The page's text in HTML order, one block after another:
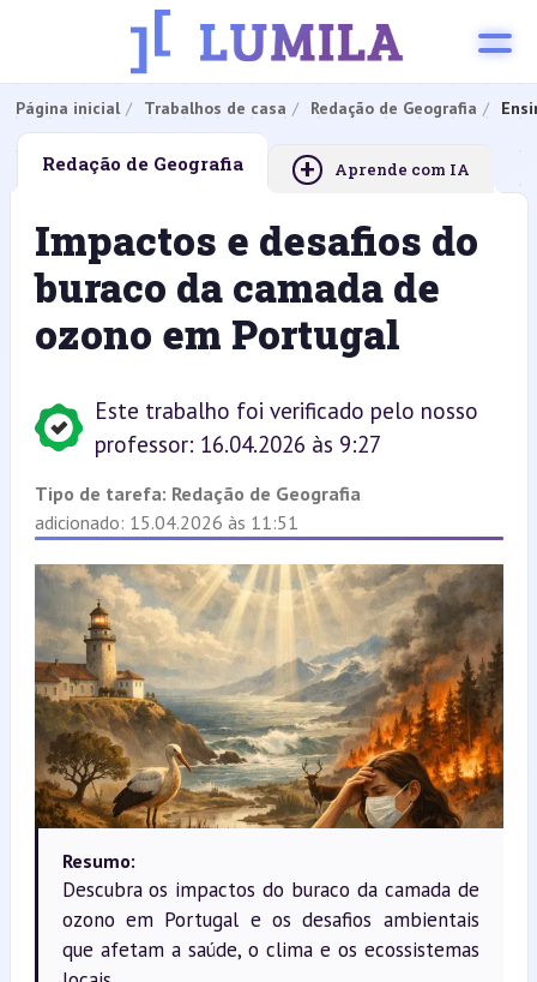
Página inicial Trabalhos de casa Redação de Geografia
Redação de Geografia + Aprende com IA
Impactos e desafios do
buraco da camada de
ozono em Portugal
Este trabalho foi verificado pelo nosso
professor: 16.04.2026 às 9:27
Tipo de tarefa: Redação de Geografia
adicionado: 15.04.2026 às 11:51
Resumo:
Descubra os impactos do buraco da camada de
ozono em Portugal e os desafios ambientais
que afetam a saúde, o clima e os ecossistemas